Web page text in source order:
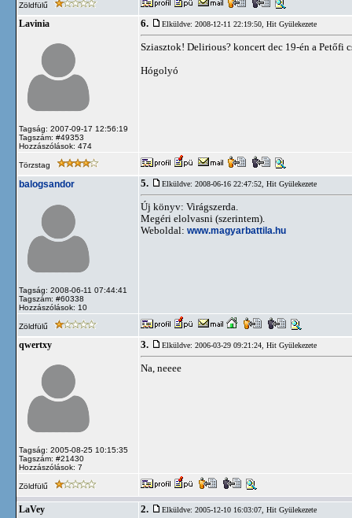
Zöldfülű
Lavinia
Tagság: 2007-09-17 12:56:19
Tagszám: #49353
Hozzászólások: 474
6. Elküldve: 2008-12-11 22:19:50, Hit Gyülekezete
Sziasztok! Delirious? koncert dec 19-én a Petőfi
Hógolyó
Törzstag
balogsandor
Tagság: 2008-06-11 07:44:41
Tagszám: #60338
Hozzászólások: 10
5. Elküldve: 2008-06-16 22:47:52, Hit Gyülekezete
Új könyv: Virágszerda.
Megéri elolvasni (szerintem).
Weboldal: www.magyarbattila.hu
Zöldfülű
qwertxy
Tagság: 2005-08-25 10:15:35
Tagszám: #21430
Hozzászólások: 7
3. Elküldve: 2006-03-29 09:21:24, Hit Gyülekezete
Na, neeee
Zöldfülű
LaVey 2. Elküldve: 2005-12-10 16:03:07, Hit Gyülekezete